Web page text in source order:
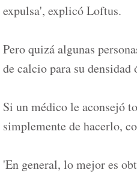
expulsa', explicó Loftus.
Pero quizá algunas
de calcio para su densidad
Si un médico le aconsejó
simplemente de hacerlo,
'En general, lo mejor es